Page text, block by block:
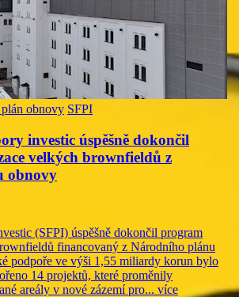
obnovy SFPI
investic úspěšně dokončil
velkých brownfieldů z
obnovy
(SFPI) úspěšně dokončil program
financovaný z Národního plánu
podpoře ve výši 1,55 miliardy korun bylo
14 projektů, které proměnily
areály v nové zázemí pro... více